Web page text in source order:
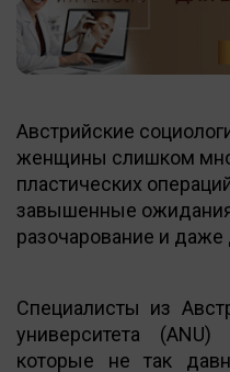
Австрийские
женщины слишком
пластических
завышенные
разочарование и
Специалисты из
университета
которые не так